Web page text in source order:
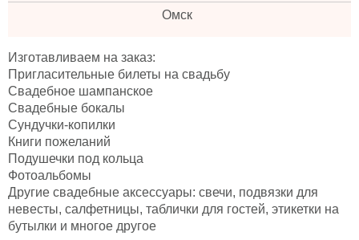
Омск
Изготавливаем на заказ:
Пригласительные билеты на свадьбу
Свадебное шампанское
Свадебные бокалы
Сундучки-копилки
Книги пожеланий
Подушечки под кольца
Фотоальбомы
Другие свадебные аксессуары: свечи, подвязки для
невесты, салфетницы, таблички для гостей, этикетки на
бутылки и многое другое